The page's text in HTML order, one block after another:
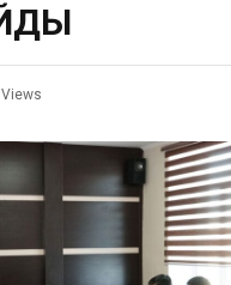
Views